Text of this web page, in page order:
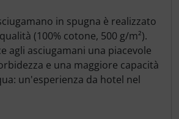
in spugna è realizzato
(100% cotone, 500 g/m²).
agli asciugamani una piacevole
e una maggiore capacità
un'esperienza da hotel nel